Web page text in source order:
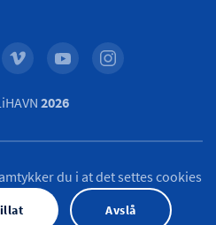
2026
du i at det settes cookies
Avslå